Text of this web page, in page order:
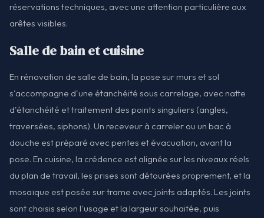
réservations techniques, avec une attention particulière aux
arêtes visibles.
Salle de bain et cuisine
En rénovation de salle de bain, la pose sur murs et sol
s'accompagne d'une étanchéité sous carrelage, avec natte
d'étanchéité et traitement des points singuliers (angles,
traversées, siphons). Un receveur à carreler ou un bac à
douche est préparé avec pentes et évacuation, avant la
pose. En cuisine, la crédence est alignée sur les niveaux réels
du plan de travail, les prises sont détourées proprement, et la
mosaïque est posée sur trame avec joints adaptés. Les joints
sont choisis selon l'usage et la largeur souhaitée, puis